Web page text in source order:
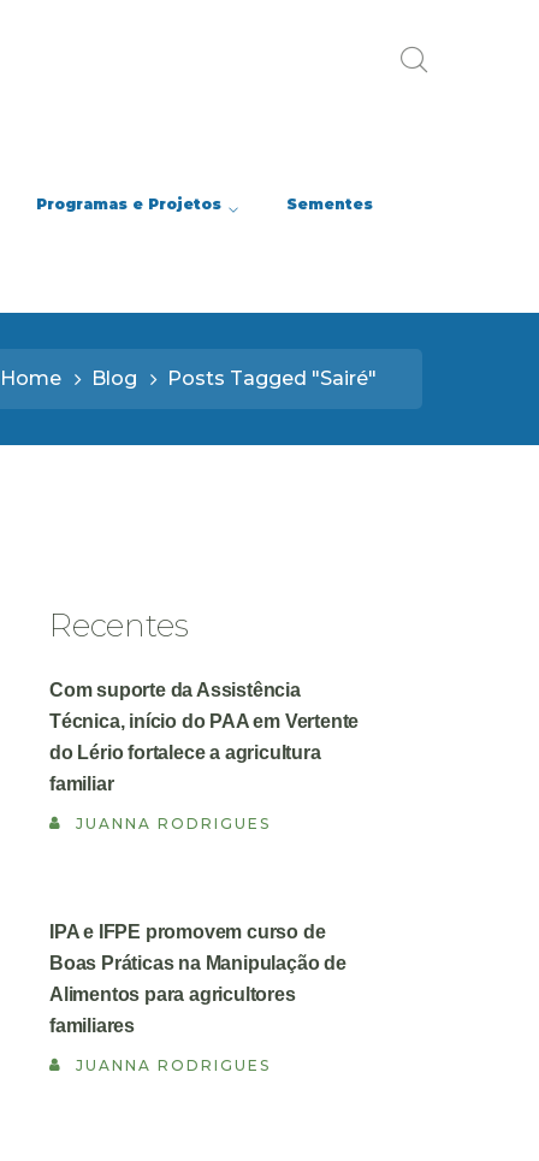
Programas e Projetos Sementes
Home Blog Posts Tagged "Sairé"
Recentes
Com suporte da Assistência
Técnica, início do PAA em Vertente
do Lério fortalece a agricultura
familiar
JUANNA RODRIGUES
IPA e IFPE promovem curso de
Boas Práticas na Manipulação de
Alimentos para agricultores
familiares
JUANNA RODRIGUES